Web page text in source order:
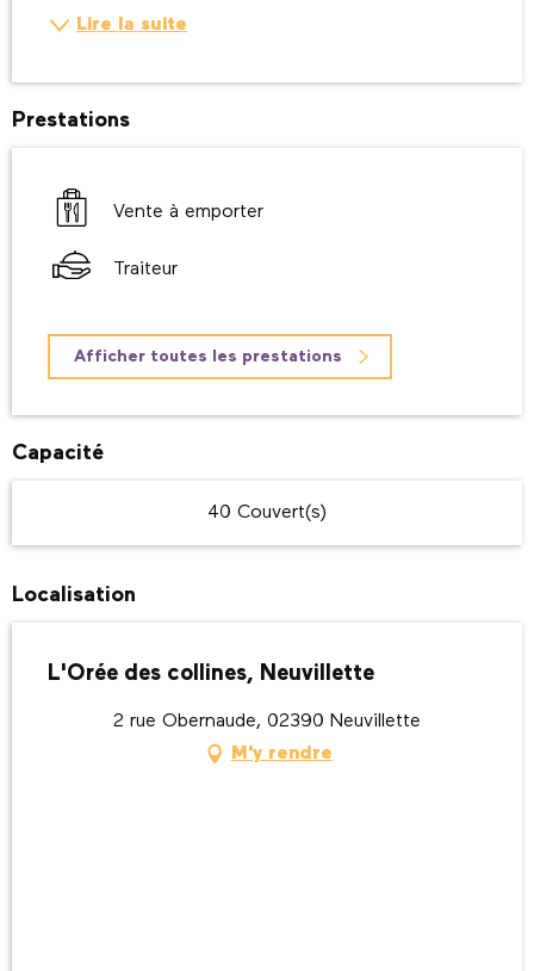
Lire la suite
Prestations
Vente à emporter
Traiteur
Afficher toutes les prestations
Capacité
40 Couvert(s)
Localisation
L'Orée des collines, Neuvillette
2 rue Obernaude, 02390 Neuvillette
M'y rendre